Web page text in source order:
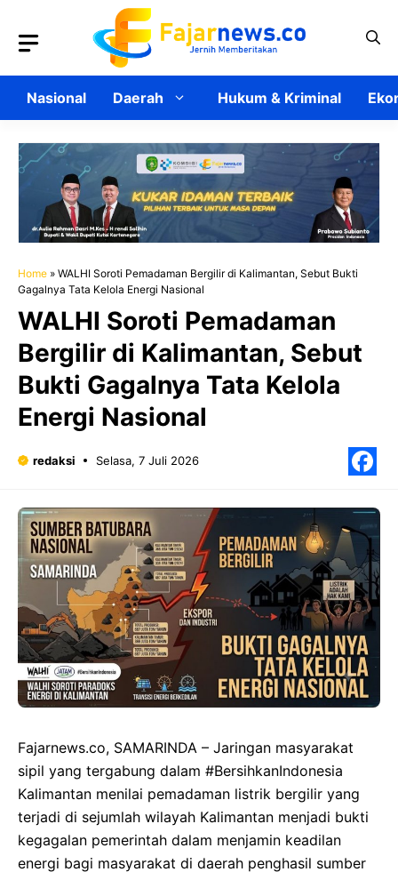
Nasional Daerah Hukum & Kriminal
Home » WALHI Soroti Pemadaman Bergilir di Kalimantan, Sebut Bukti
Gagalnya Tata Kelola Energi Nasional
WALHI Soroti Pemadaman
Bergilir di Kalimantan, Sebut
Bukti Gagalnya Tata Kelola
Energi Nasional
redaksi Selasa, 7 Juli 2026
Fajarnews.co, SAMARINDA – Jaringan masyarakat
sipil yang tergabung dalam #BersihkanIndonesia
Kalimantan menilai pemadaman listrik bergilir yang
terjadi di sejumlah wilayah Kalimantan menjadi bukti
kegagalan pemerintah dalam menjamin keadilan
energi bagi masyarakat di daerah penghasil sumber